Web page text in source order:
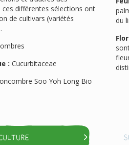
ces différentes sélections ont
de cultivars (variétés
: Cucurbitaceae
Soo Yoh Long Bio
du